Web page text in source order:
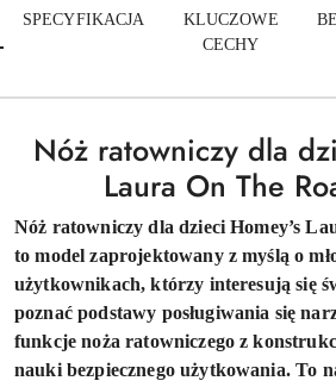
SPECYFIKACJA
KLUCZOWE
CECHY
Nóż ratowniczy dla
Laura On The
Nóż ratowniczy dla dzieci Homey’s
to model zaprojektowany z myślą o
użytkownikach, którzy interesują się
poznać podstawy posługiwania się
funkcje noża ratowniczego z
nauki bezpiecznego użytkowania. To